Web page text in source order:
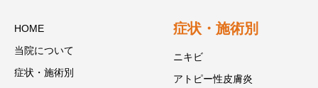
HOME
当院について
症状・施術別
症状・施術別
ニキビ
アトピー性皮膚炎